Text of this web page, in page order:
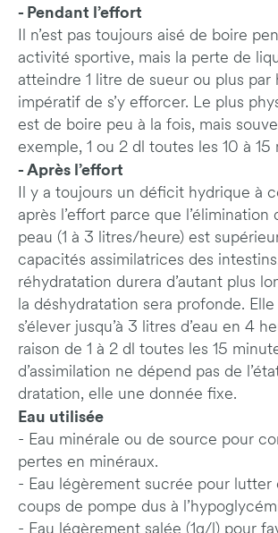
- Pendant l’effort
Il n’est pas toujours aisé de boire
activité sportive, mais la perte de
atteindre 1 litre de sueur ou plus par
impératif de s’y efforcer. Le plus
est de boire peu à la fois, mais
exemple, 1 ou 2 dl toutes les 10 à 15
- Après l’effort
Il y a toujours un déficit hydrique à
après l’effort parce que l’élimination
peau (1 à 3 litres/heure) est
capacités assimilatrices des
réhydratation durera d’autant plus
la déshydratation sera profonde. Elle
s’élever jusqu’à 3 litres d’eau en 4
raison de 1 à 2 dl toutes les 15
d’assimilation ne dépend pas de
dratation, elle une donnée fixe.
Eau utilisée
- Eau minérale ou de source pour
pertes en minéraux.
- Eau légèrement sucrée pour lutter
coups de pompe dus à